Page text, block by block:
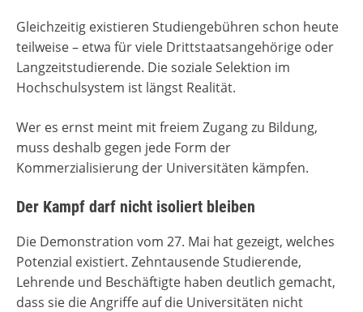
Gleichzeitig existieren Studiengebühren schon heute
teilweise – etwa für viele Drittstaatsangehörige oder
Langzeitstudierende. Die soziale Selektion im
Hochschulsystem ist längst Realität.
Wer es ernst meint mit freiem Zugang zu Bildung,
muss deshalb gegen jede Form der
Kommerzialisierung der Universitäten kämpfen.
Der Kampf darf nicht isoliert bleiben
Die Demonstration vom 27. Mai hat gezeigt, welches
Potenzial existiert. Zehntausende Studierende,
Lehrende und Beschäftigte haben deutlich gemacht,
dass sie die Angriffe auf die Universitäten nicht